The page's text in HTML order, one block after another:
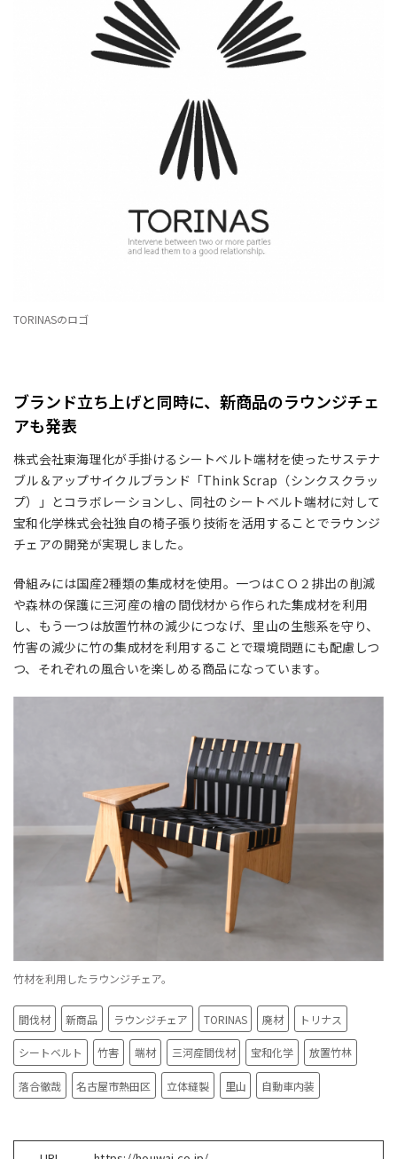
TORINASのロゴ
ブランド立ち上げと同時に、新商品のラウンジチェ
アも発表
株式会社東海理化が手掛けるシートベルト端材を使ったサステナ
ブル＆アップサイクルブランド「Think Scrap（シンクスクラッ
プ）」とコラボレーションし、同社のシートベルト端材に対して
宝和化学株式会社独自の椅子張り技術を活用することでラウンジ
チェアの開発が実現しました。
骨組みには国産2種類の集成材を使用。一つはＣＯ２排出の削減
や森林の保護に三河産の檜の間伐材から作られた集成材を利用
し、もう一つは放置竹林の減少につなげ、里山の生態系を守り、
竹害の減少に竹の集成材を利用することで環境問題にも配慮しつ
つ、それぞれの風合いを楽しめる商品になっています。
竹材を利用したラウンジチェア。
間伐材 新商品 ラウンジチェア TORINAS 廃材 トリナス
シートベルト 竹害 端材 三河産間伐材 宝和化学 放置竹林
落合徹哉 名古屋市熱田区 立体縫製 里山 自動車内装